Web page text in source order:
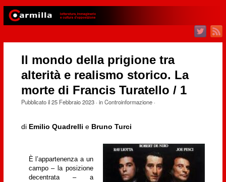
Il mondo della prigione tra
alterità e realismo storico. La
morte di Francis Turatello / 1
Pubblicato il25 Febbraio 2023· inControinformazione·
di Emilio Quadrelli e Bruno Turci
È l’appartenenza a un
campo – la posizione
decentrata – a